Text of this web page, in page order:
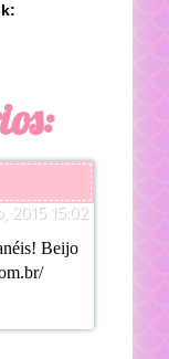
2015 15:02
Beijo